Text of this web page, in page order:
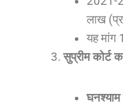
लाख
यह
सुप्रीम कोर्ट